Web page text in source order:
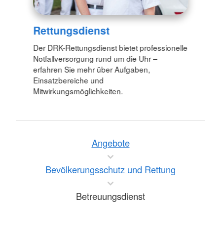
Rettungsdienst
Der DRK-Rettungsdienst bietet professionelle
Notfallversorgung rund um die Uhr –
erfahren Sie mehr über Aufgaben,
Einsatzbereiche und
Mitwirkungsmöglichkeiten.
Angebote
Bevölkerungsschutz und Rettung
Betreuungsdienst